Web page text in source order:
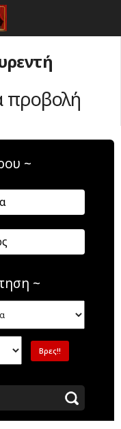
προβολή
~
~